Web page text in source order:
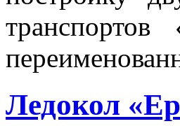
Ледокол